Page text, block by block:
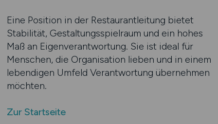
Eine Position in der Restaurantleitung bietet
Stabilität, Gestaltungsspielraum und ein hohes
Maß an Eigenverantwortung. Sie ist ideal für
Menschen, die Organisation lieben und in einem
lebendigen Umfeld Verantwortung übernehmen
möchten.
Zur Startseite